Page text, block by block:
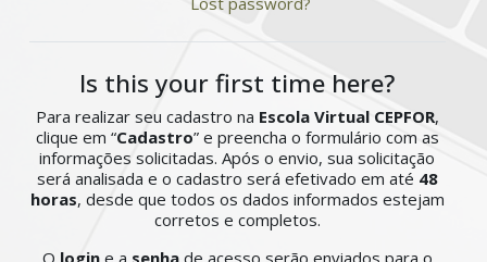
Is this your first time here?
Para realizar seu cadastro na Escola Virtual CEPFOR,
clique em “Cadastro” e preencha o formulário com as
informações solicitadas. Após o envio, sua solicitação
será analisada e o cadastro será efetivado em até 48
horas, desde que todos os dados informados estejam
corretos e completos.
O login e a senha de acesso serão enviados para o